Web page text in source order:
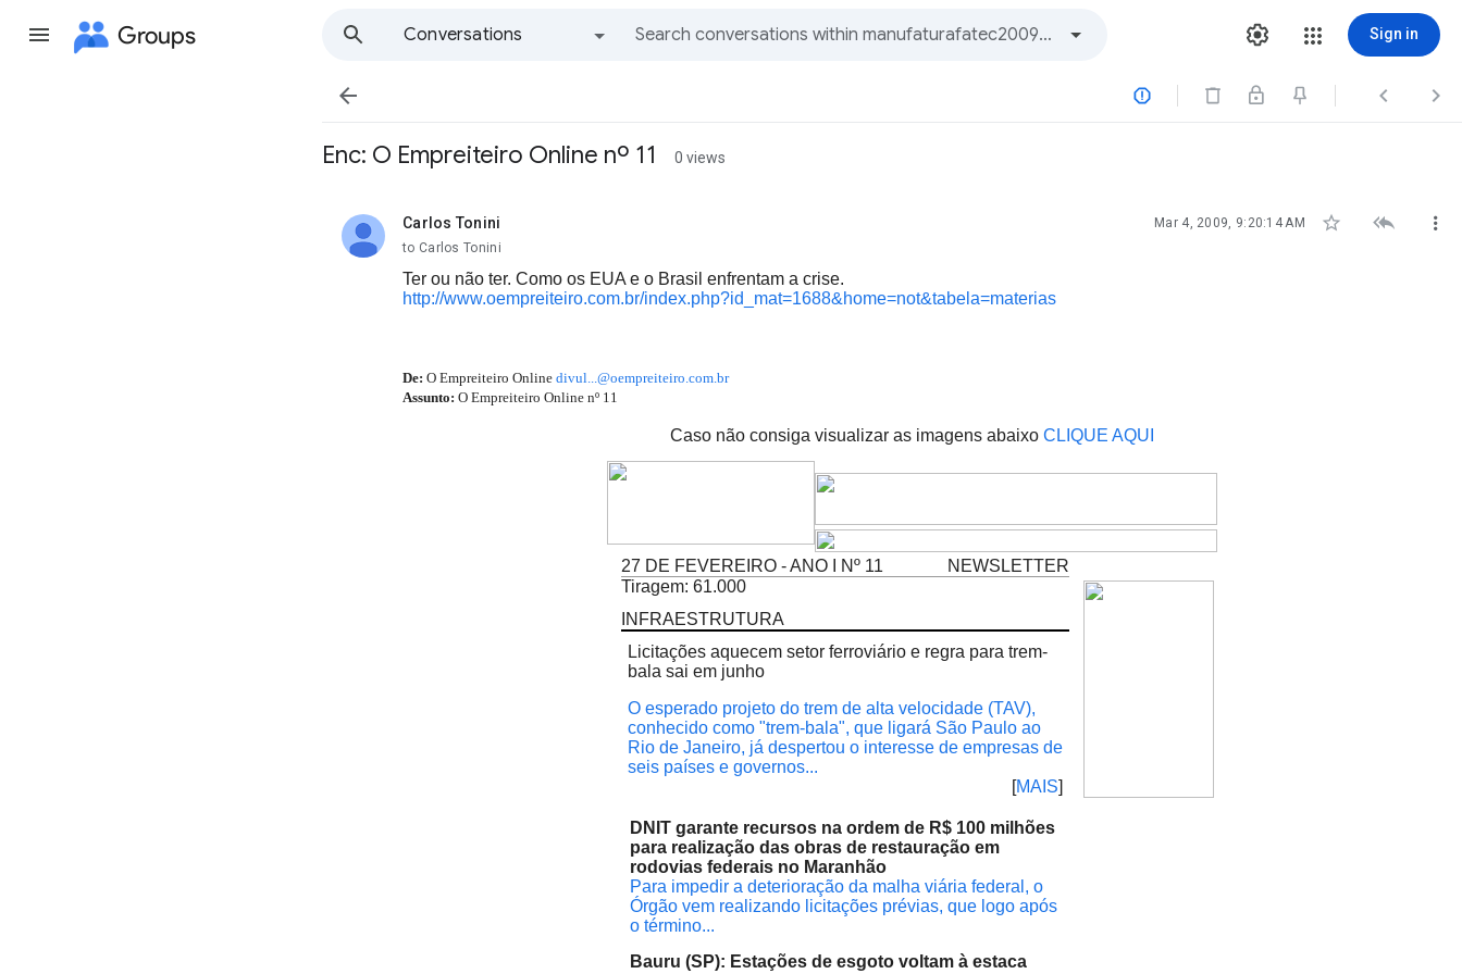
Groups
Conversations
Sign in
   
Enc: O Empreiteiro Online nº 11 0 views
Carlos Tonini
unread, Mar 4, 2009, 9:20:14 AM   
to Carlos Tonini
Ter ou não ter. Como os EUA e o Brasil enfrentam a crise.
http://www.oempreiteiro.com.br/index.php?id_mat=1688&home=not&tabela=materias
De: O Empreiteiro Online divul...@oempreiteiro.com.br
Assunto: O Empreiteiro Online nº 11
Caso não consiga visualizar as imagens abaixo CLIQUE AQUI
27 DE FEVEREIRO - ANO I Nº 11
NEWSLETTER
Tiragem: 61.000
INFRAESTRUTURA
Licitações aquecem setor ferroviário e regra para trem-
bala sai em junho
O esperado projeto do trem de alta velocidade (TAV),
conhecido como "trem-bala", que ligará São Paulo ao
Rio de Janeiro, já despertou o interesse de empresas de
seis países e governos...
[MAIS]
DNIT garante recursos na ordem de R$ 100 milhões
para realização das obras de restauração em
rodovias federais no Maranhão
Para impedir a deterioração da malha viária federal, o
Órgão vem realizando licitações prévias, que logo após
o término...
Bauru (SP): Estações de esgoto voltam à estaca